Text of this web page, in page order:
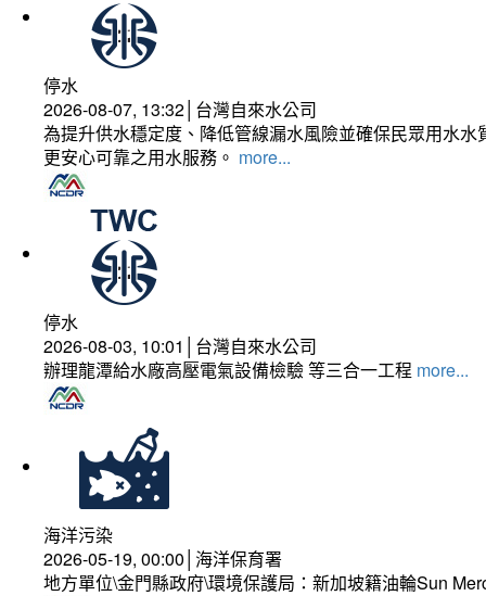
停水
2026-08-07, 13:32│台灣自來水公司
為提升供水穩定度、降低管線漏水風險並確保民眾用水
更安心可靠之用水服務。 more...
停水
2026-08-03, 10:01│台灣自來水公司
辦理龍潭給水廠高壓電氣設備檢驗 等三合一工程 more...
海洋污染
2026-05-19, 00:00│海洋保育署
地方單位\金門縣政府\環境保護局：新加坡籍油輪Sun